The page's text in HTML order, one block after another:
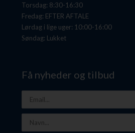
Torsdag: 8:30-16:30
Fredag: EFTER AFTALE
Lørdag i lige uger: 10:00-16:00
Søndag: Lukket
Få nyheder og tilbud